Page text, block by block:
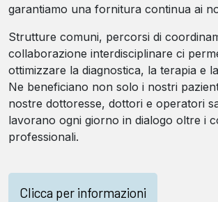
garantiamo una fornitura continua ai
Strutture comuni, percorsi di
collaborazione interdisciplinare ci
ottimizzare la diagnostica, la terapia e
Ne beneficiano non solo i nostri
nostre dottoresse, dottori e operatori
lavorano ogni giorno in dialogo oltre i
professionali.
Clicca per informazioni